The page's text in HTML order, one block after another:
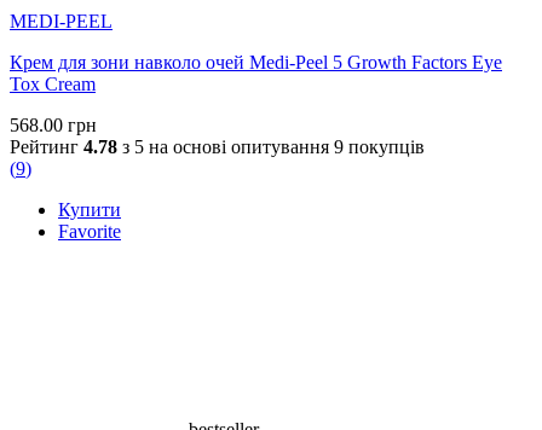
MEDI-PEEL
Крем для зони навколо очей Medi-Peel 5 Growth Factors Eye
Tox Cream
568.00 грн
Рейтинг 4.78 з 5 на основі опитування 9 покупців
(9)
Купити
Favorite